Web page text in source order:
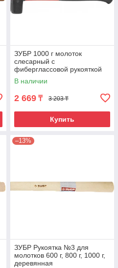
ЗУБР 1000 г молоток
слесарный с
фиберглассовой рукояткой
В наличии
2 669 ₸ 3 203 ₸
Купить
–13%
ЗУБР Рукоятка №3 для
молотков 600 г, 800 г, 1000 г,
деревянная